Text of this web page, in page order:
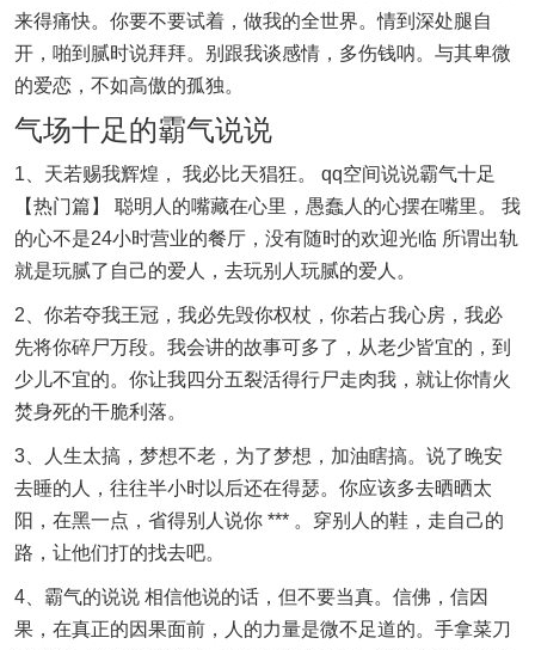
来得痛快。你要不要试着，做我的全世界。情到深处腿自
开，啪到腻时说拜拜。别跟我谈感情，多伤钱呐。与其卑微
的爱恋，不如高傲的孤独。
气场十足的霸气说说
1、天若赐我辉煌， 我必比天猖狂。 qq空间说说霸气十足
【热门篇】 聪明人的嘴藏在心里，愚蠢人的心摆在嘴里。 我
的心不是24小时营业的餐厅，没有随时的欢迎光临 所谓出轨
就是玩腻了自己的爱人，去玩别人玩腻的爱人。
2、你若夺我王冠，我必先毁你权杖，你若占我心房，我必
先将你碎尸万段。我会讲的故事可多了，从老少皆宜的，到
少儿不宜的。你让我四分五裂活得行尸走肉我，就让你情火
焚身死的干脆利落。
3、人生太搞，梦想不老，为了梦想，加油瞎搞。说了晚安
去睡的人，往往半小时以后还在得瑟。你应该多去晒晒太
阳，在黑一点，省得别人说你 *** 。穿别人的鞋，走自己的
路，让他们打的找去吧。
4、霸气的说说 相信他说的话，但不要当真。信佛，信因
果，在真正的因果面前，人的力量是微不足道的。手拿菜刀